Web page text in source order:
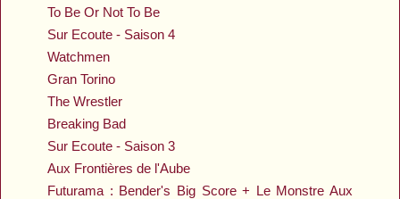
To Be Or Not To Be
Sur Ecoute - Saison 4
Watchmen
Gran Torino
The Wrestler
Breaking Bad
Sur Ecoute - Saison 3
Aux Frontières de l'Aube
Futurama : Bender's Big Score + Le Monstre Aux